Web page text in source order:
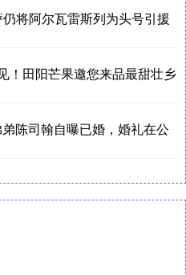
将阿尔瓦雷斯列为头号引援
！田阳芒果邀您来品最甜壮乡
陈司翰自曝已婚，婚礼在公